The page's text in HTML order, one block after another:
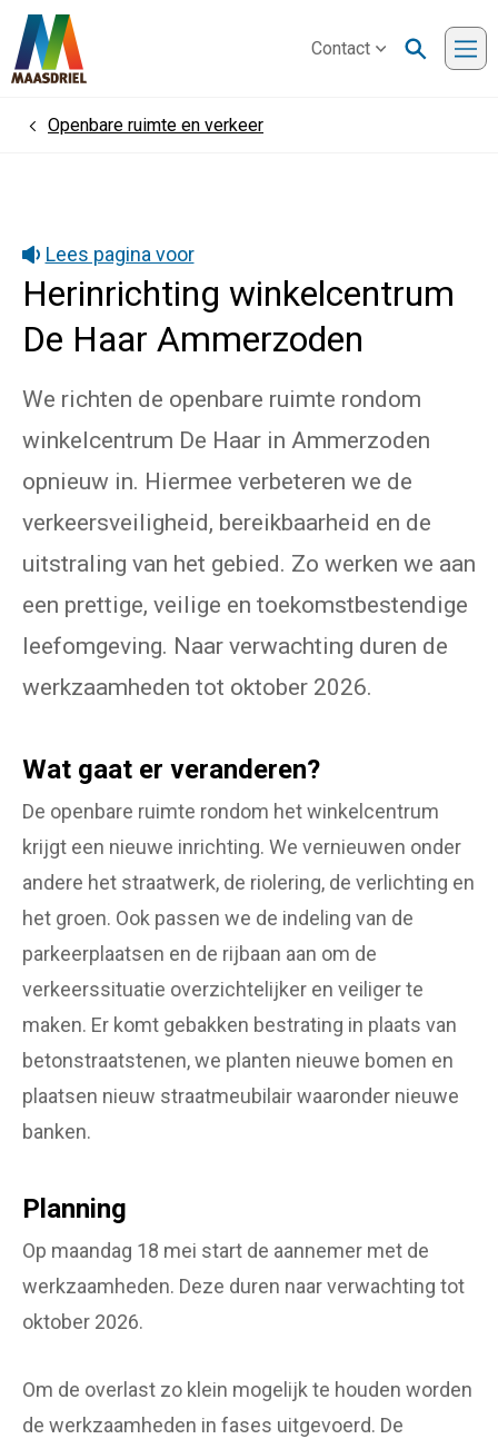
Contact
HomeOpenbare ruimte en verkeer
Lees pagina voor
Herinrichting winkelcentrum
De Haar Ammerzoden
We richten de openbare ruimte rondom
winkelcentrum De Haar in Ammerzoden
opnieuw in. Hiermee verbeteren we de
verkeersveiligheid, bereikbaarheid en de
uitstraling van het gebied. Zo werken we aan
een prettige, veilige en toekomstbestendige
leefomgeving. Naar verwachting duren de
werkzaamheden tot oktober 2026.
Wat gaat er veranderen?
De openbare ruimte rondom het winkelcentrum
krijgt een nieuwe inrichting. We vernieuwen onder
andere het straatwerk, de riolering, de verlichting en
het groen. Ook passen we de indeling van de
parkeerplaatsen en de rijbaan aan om de
verkeerssituatie overzichtelijker en veiliger te
maken. Er komt gebakken bestrating in plaats van
betonstraatstenen, we planten nieuwe bomen en
plaatsen nieuw straatmeubilair waaronder nieuwe
banken.
Planning
Op maandag 18 mei start de aannemer met de
werkzaamheden. Deze duren naar verwachting tot
oktober 2026.
Om de overlast zo klein mogelijk te houden worden
de werkzaamheden in fases uitgevoerd. De